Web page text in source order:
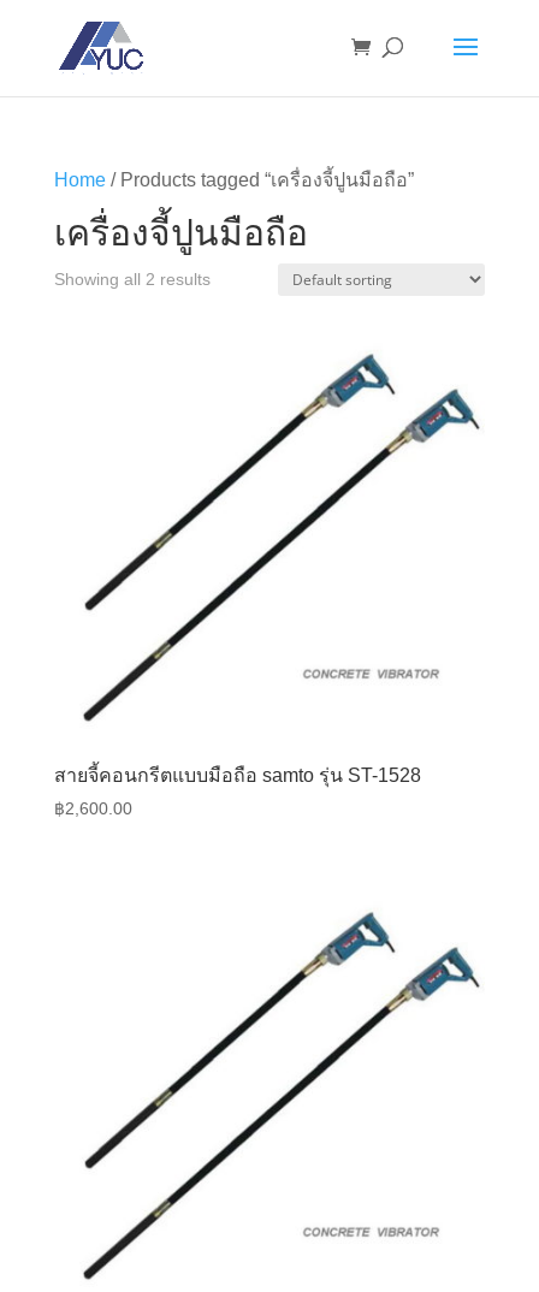
Home/ Products tagged “เครื่องจี้ปูนมือถือ”
เครื่องจี้ปูนมือถือ
Showing all 2 results
สายจี้คอนกรีตแบบมือถือ samto รุ่น ST-1528
฿2,600.00